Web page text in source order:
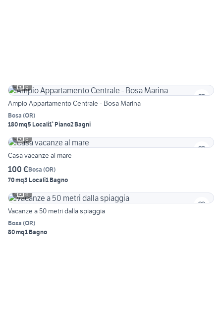
6
Ampio Appartamento Centrale - Bosa Marina
Bosa (OR)
180 mq5 Locali1° Piano2 Bagni
6
Casa vacanze al mare
100 €Bosa (OR)
70 mq3 Locali1 Bagno
6
Vacanze a 50 metri dalla spiaggia
Bosa (OR)
80 mq1 Bagno